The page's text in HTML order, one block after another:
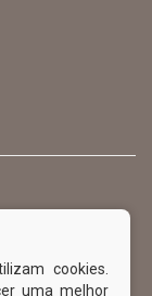
cookies.
uma melhor